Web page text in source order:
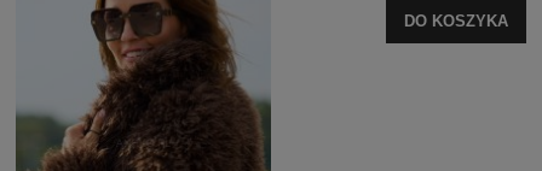
DO KOSZYKA